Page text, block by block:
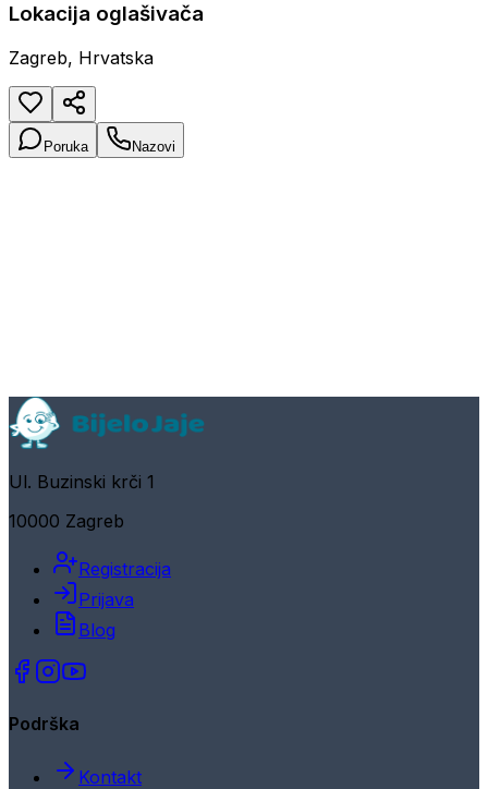
Lokacija oglašivača
Zagreb, Hrvatska
Poruka Nazovi
Ul. Buzinski krči 1
10000 Zagreb
Registracija
Prijava
Blog
Podrška
Kontakt